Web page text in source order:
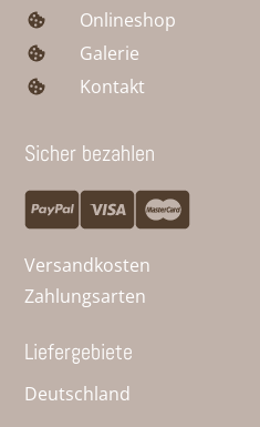
Onlineshop
Galerie
Kontakt
Sicher bezahlen
Versandkosten
Zahlungsarten
Liefergebiete
Deutschland